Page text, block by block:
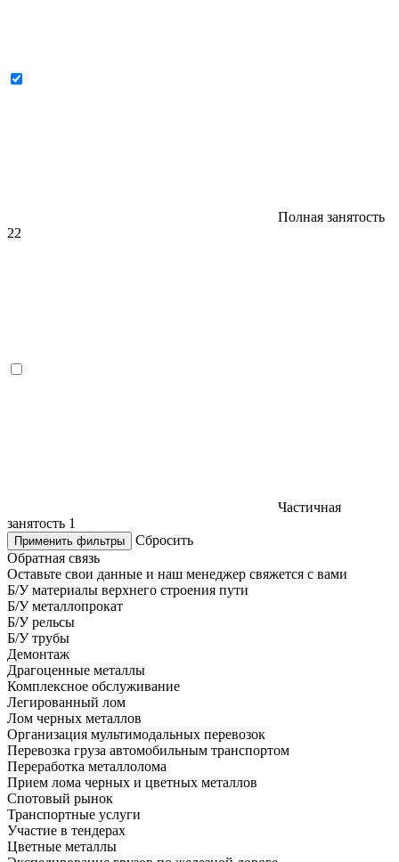
Полная занятость
22
Частичная
занятость 1
Применить фильтры
Сбросить
Обратная связь
Оставьте свои данные и наш менеджер свяжется с вами
Б/У материалы верхнего строения пути
Б/У металлопрокат
Б/У рельсы
Б/У трубы
Демонтаж
Драгоценные металлы
Комплексное обслуживание
Легированный лом
Лом черных металлов
Организация мультимодальных перевозок
Перевозка груза автомобильным транспортом
Переработка металлолома
Прием лома черных и цветных металлов
Спотовый рынок
Транспортные услуги
Участие в тендерах
Цветные металлы